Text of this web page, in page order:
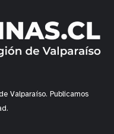
Valparaíso. Publicamos